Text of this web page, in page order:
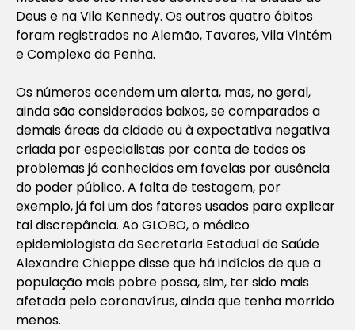
Deus e na Vila Kennedy. Os outros quatro óbitos
foram registrados no Alemão, Tavares, Vila Vintém
e Complexo da Penha.
Os números acendem um alerta, mas, no geral,
ainda são considerados baixos, se comparados a
demais áreas da cidade ou à expectativa negativa
criada por especialistas por conta de todos os
problemas já conhecidos em favelas por ausência
do poder público. A falta de testagem, por
exemplo, já foi um dos fatores usados para explicar
tal discrepância. Ao GLOBO, o médico
epidemiologista da Secretaria Estadual de Saúde
Alexandre Chieppe disse que há indícios de que a
população mais pobre possa, sim, ter sido mais
afetada pelo coronavírus, ainda que tenha morrido
menos.